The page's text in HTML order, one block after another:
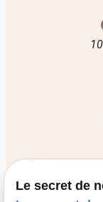
Le secret de